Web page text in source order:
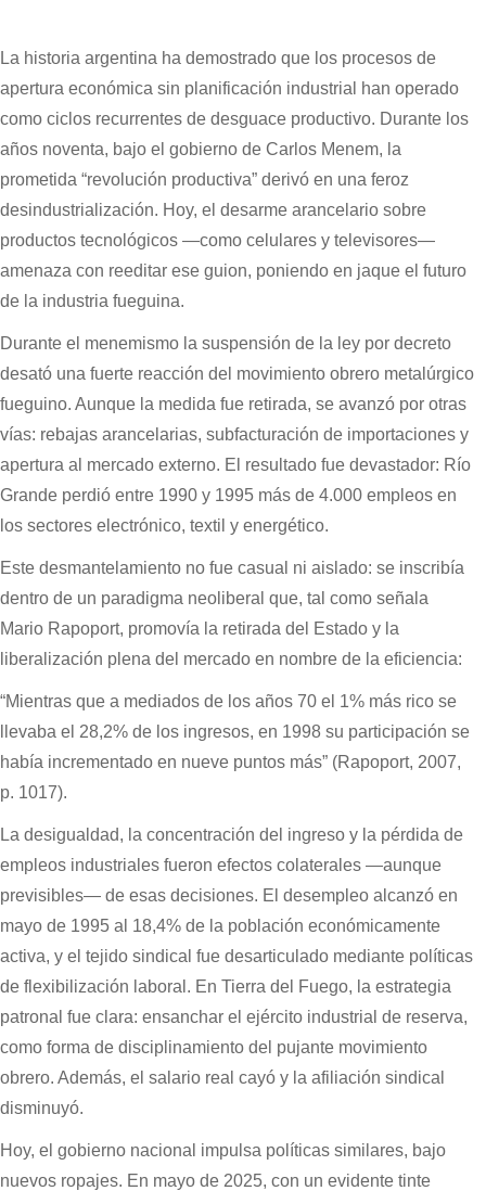
La historia argentina ha demostrado que los procesos de
apertura económica sin planificación industrial han operado
como ciclos recurrentes de desguace productivo. Durante los
años noventa, bajo el gobierno de Carlos Menem, la
prometida “revolución productiva” derivó en una feroz
desindustrialización. Hoy, el desarme arancelario sobre
productos tecnológicos —como celulares y televisores—
amenaza con reeditar ese guion, poniendo en jaque el futuro
de la industria fueguina.
Durante el menemismo la suspensión de la ley por decreto
desató una fuerte reacción del movimiento obrero metalúrgico
fueguino. Aunque la medida fue retirada, se avanzó por otras
vías: rebajas arancelarias, subfacturación de importaciones y
apertura al mercado externo. El resultado fue devastador: Río
Grande perdió entre 1990 y 1995 más de 4.000 empleos en
los sectores electrónico, textil y energético.
Este desmantelamiento no fue casual ni aislado: se inscribía
dentro de un paradigma neoliberal que, tal como señala
Mario Rapoport, promovía la retirada del Estado y la
liberalización plena del mercado en nombre de la eficiencia:
“Mientras que a mediados de los años 70 el 1% más rico se
llevaba el 28,2% de los ingresos, en 1998 su participación se
había incrementado en nueve puntos más” (Rapoport, 2007,
p. 1017).
La desigualdad, la concentración del ingreso y la pérdida de
empleos industriales fueron efectos colaterales —aunque
previsibles— de esas decisiones. El desempleo alcanzó en
mayo de 1995 al 18,4% de la población económicamente
activa, y el tejido sindical fue desarticulado mediante políticas
de flexibilización laboral. En Tierra del Fuego, la estrategia
patronal fue clara: ensanchar el ejército industrial de reserva,
como forma de disciplinamiento del pujante movimiento
obrero. Además, el salario real cayó y la afiliación sindical
disminuyó.
Hoy, el gobierno nacional impulsa políticas similares, bajo
nuevos ropajes. En mayo de 2025, con un evidente tinte